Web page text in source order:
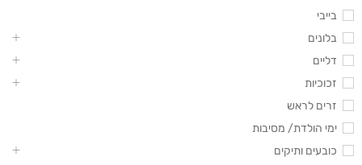
בייבי
בלונים
דליים
זכוכיות
זרים לראש
ימי הולדת/ מסיבות
כובעים ותיקים